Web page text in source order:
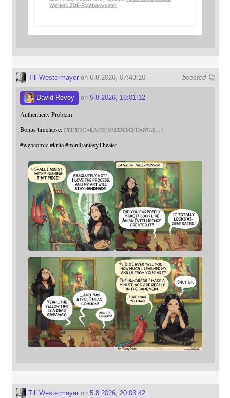
boosted 🚀
Till Westermayeron 6.8.2026, 07:43:10
David Revoy on 5.8.2026, 16:01:12
Authenticity Problem
Bonus timelapse: PEPPERCARROT.COM/EN/MINIFANTAS
#webcomic #krita #miniFantasyTheater
Till Westermayeron 5.8.2026, 20:03:42